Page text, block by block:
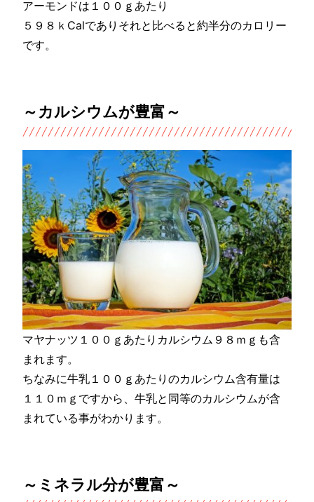
アーモンドは１００ｇあたり
５９８ｋCalでありそれと比べると約半分のカロリー
です。
～カルシウムが豊富～
マヤナッツ１００ｇあたりカルシウム９８ｍｇも含
まれます。
ちなみに牛乳１００ｇあたりのカルシウム含有量は
１１０ｍｇですから、牛乳と同等のカルシウムが含
まれている事がわかります。
～ミネラル分が豊富～